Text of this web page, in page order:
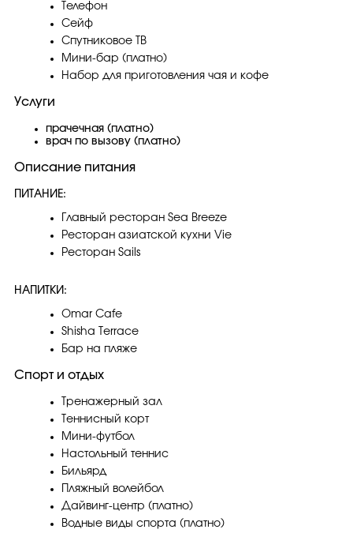
Телефон
Сейф
Спутниковое ТВ
Мини-бар (платно)
Набор для приготовления чая и кофе
Услуги
прачечная (платно)
врач по вызову (платно)
Описание питания
ПИТАНИЕ:
Главный ресторан Sea Breeze
Ресторан азиатской кухни Vie
Ресторан Sails
НАПИТКИ:
Omar Cafe
Shisha Terrace
Бар на пляже
Спорт и отдых
Тренажерный зал
Теннисный корт
Мини-футбол
Настольный теннис
Бильярд
Пляжный волейбол
Дайвинг-центр (платно)
Водные виды спорта (платно)